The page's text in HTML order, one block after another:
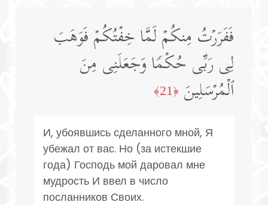
فَفَرَرۡتُ مِنكُمۡ لَمَّا خِفۡتُكُمۡ فَوَهَبَ
لِی رَبِّی حُكۡمࣰا وَجَعَلَنِی مِنَ
ٱلۡمُرۡسَلِینَ ﴿21﴾
И, убоявшись сделанного мной, Я
убежал от вас. Но (за истекшие
года) Господь мой даровал мне
мудрость И ввел в число
посланников Своих.